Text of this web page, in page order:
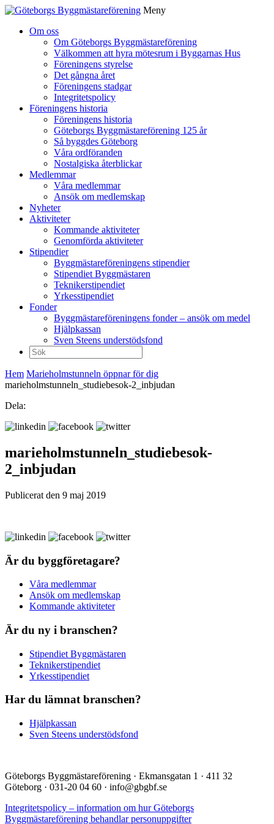
Meny
Om oss
Om Göteborgs Byggmästareförening
Välkommen att hyra mötesrum i Byggarnas Hus
Föreningens styrelse
Det gångna året
Föreningens stadgar
Integritetspolicy
Föreningens historia
Föreningens historia
Göteborgs Byggmästareförening 125 år
Så byggdes Göteborg
Våra ordföranden
Nostalgiska återblickar
Medlemmar
Våra medlemmar
Ansök om medlemskap
Nyheter
Aktiviteter
Kommande aktiviteter
Genomförda aktiviteter
Stipendier
Byggmästareföreningens stipendier
Stipendiet Byggmästaren
Teknikerstipendiet
Yrkesstipendiet
Fonder
Byggmästareföreningens fonder – ansök om medel
Hjälpkassan
Sven Steens understödsfond
Sök
efter:
Hem Marieholmstunneln öppnar för dig
marieholmstunneln_studiebesok-2_inbjudan
Dela:
marieholmstunneln_studiebesok-
2_inbjudan
Publicerat den 9 maj 2019
Är du byggföretagare?
Våra medlemmar
Ansök om medlemskap
Kommande aktiviteter
Är du ny i branschen?
Stipendiet Byggmästaren
Teknikerstipendiet
Yrkesstipendiet
Har du lämnat branschen?
Hjälpkassan
Sven Steens understödsfond
Göteborgs Byggmästareförening · Ekmansgatan 1 · 411 32
Göteborg · 031-20 04 60 · info@gbgbf.se
Integritetspolicy – information om hur Göteborgs
Byggmästareförening behandlar personuppgifter